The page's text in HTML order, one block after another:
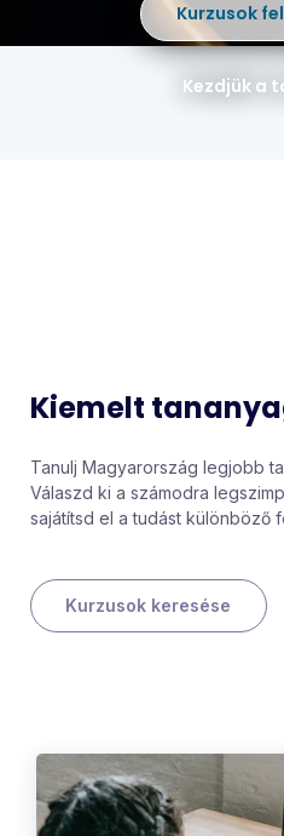
Kurzusok
Kezdjük a
Kiemelt
Tanulj Magyarország legjobb
Válaszd ki a számodra
sajátítsd el a tudást különböző
Kurzusok keresése